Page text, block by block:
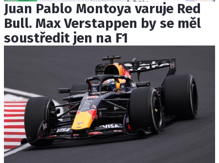
Juan Pablo Montoya varuje Red
Bull. Max Verstappen by se měl
soustředit jen na F1